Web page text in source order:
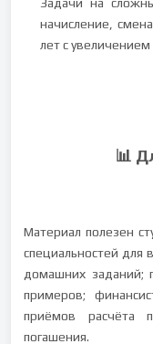
начисление,
лет с
📊
Материал полезен
специальностей для
домашних заданий;
примеров;
приёмов расчёта
погашения.